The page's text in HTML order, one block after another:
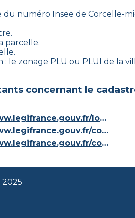
du numéro Insee de Corcelle-
parcelle.
le zonage PLU ou PLUI de la
concernant le
https://www.legifrance.gouv.fr/loda/id/JORFTEXT000000686267/
https://www.legifrance.gouv.fr/codes/article_lc/LEGIARTI000036588629/
https://www.legifrance.gouv.fr/codes/id/LEGISCTA000006180153/
2025